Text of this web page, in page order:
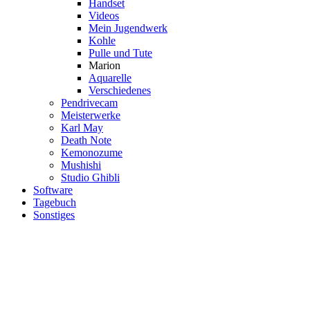
Handset
Videos
Mein Jugendwerk
Kohle
Pulle und Tute
Marion
Aquarelle
Verschiedenes
Pendrivecam
Meisterwerke
Karl May
Death Note
Kemonozume
Mushishi
Studio Ghibli
Software
Tagebuch
Sonstiges